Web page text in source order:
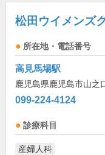
松田ウイメンズ
所在地・電話番号
高見馬場駅
鹿児島県鹿児島市山之
099-224-4124
診療科目
産婦人科